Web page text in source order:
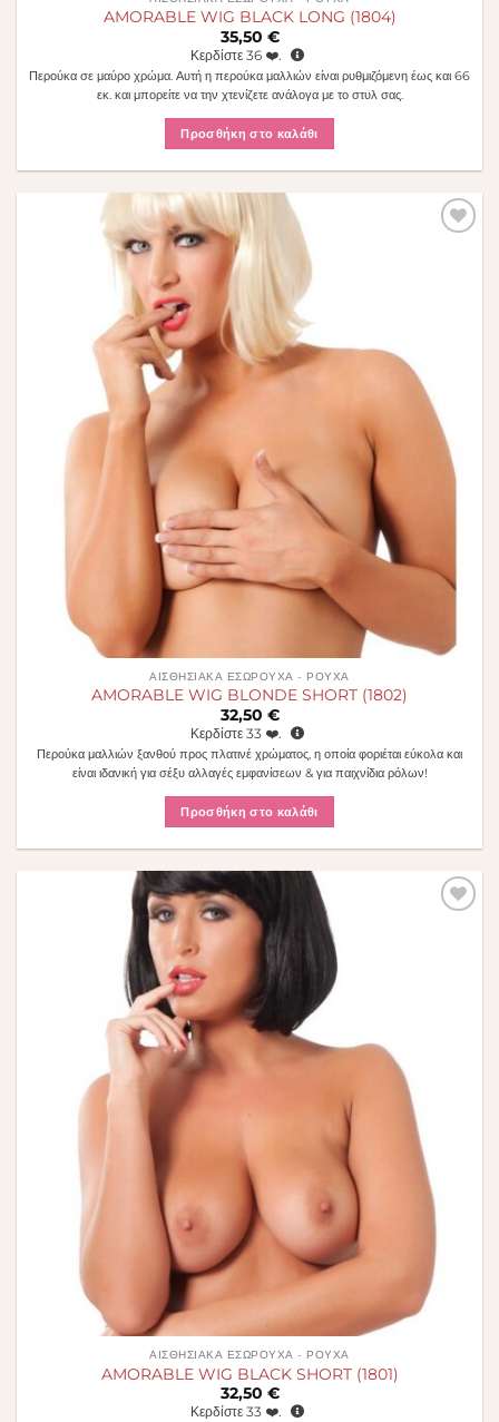
AMORABLE WIG BLACK LONG (1804)
35,50 €
Κερδίστε 36❤️.
Περούκα σε μαύρο χρώμα. Αυτή η περούκα μαλλιών είναι ρυθμιζόμενη έως και 66
εκ. και μπορείτε να την χτενίζετε ανάλογα με το στυλ σας.
Προσθήκη στο καλάθι
ΑΙΣΘΗΣΙΑΚΆ ΕΣΏΡΟΥΧΑ - ΡΟΎΧΑ
AMORABLE WIG BLONDE SHORT (1802)
32,50 €
Κερδίστε 33❤️.
Περούκα μαλλιών ξανθού προς πλατινέ χρώματος, η οποία φοριέται εύκολα και
είναι ιδανική για σέξυ αλλαγές εμφανίσεων & για παιχνίδια ρόλων!
Προσθήκη στο καλάθι
ΑΙΣΘΗΣΙΑΚΆ ΕΣΏΡΟΥΧΑ - ΡΟΎΧΑ
AMORABLE WIG BLACK SHORT (1801)
32,50 €
Κερδίστε 33❤️.